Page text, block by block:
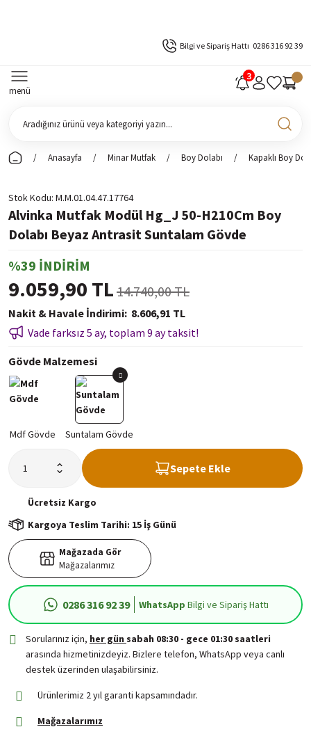
Bilgi ve Sipariş Hattı 0286 316 92 39
menü
Anasayfa Minar Mutfak Boy Dolabı Kapaklı Boy
Stok Kodu M.M.01.04.47.17764
Alvinka Mutfak Modül Hg_J 50-H210Cm Boy
Dolabı Beyaz Antrasit Suntalam Gövde
%39 İNDİRİM
9.059,90 TL 14.740,00 TL
Nakit & Havale İndirimi 8.606,91 TL
Vade farksız 5 ay, toplam 9 ay taksit!
Gövde Malzemesi
Sepete Ekle
Ücretsiz Kargo
Kargoya Teslim Tarihi: 15 İş Günü
Mağazada Gör
Mağazalarımız
0286 316 92 39 WhatsApp Bilgi ve Sipariş Hattı
Sorularınız için, her gün sabah 08:30 - gece 01:30 saatleri
arasında hizmetinizdeyiz. Bizlere telefon, WhatsApp veya canlı
destek üzerinden ulaşabilirsiniz.
Ürünlerimiz 2 yıl garanti kapsamındadır.
Mağazalarımız